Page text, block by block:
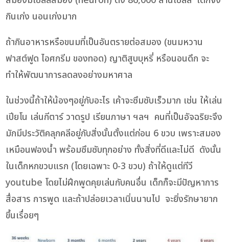
กินเก่ง นอนเก่งมาก
ถ้ากินอาหารหรือขนมที่เป็นอันตรายต่อสมอง (ขนมหวาน
ฟาสต์ฟูด ไอศกรีม ของทอด) ญาติสูบบุหรี่ หรือนอนดึก จะ
ทำให้พัฒนาการลดลงอย่างมหาศาล
ในช่วงนี้ถ้าให้น้องๆอยู่กับอะไร เค้าจะซึมซับเร็วมาก เช่น ให้เล่น
เปียโน เล่นกีตาร์ วาดรูป เรียนภาษา ฯลฯ คนที่เป็นอัจฉริยะจึง
มักมีประวัติคลุกคลีอยู่กับสิ่งนั้นตั้งแต่ก่อน 6 ขวบ เพราะสมอง
เหมือนฟองน้ำ พร้อมซึมซับทุกอย่าง ทั้งสิ่งที่ดีและไม่ดี ดังนั้น
ในเด็กหกขวบแรก (โดยเฉพาะ 0-3 ขวบ) ถ้าให้ดูแต่ทีวี
youtube โดยไม่ฝึกพูดคุยเล่นกับคนอื่น เด็กก็จะมีปัญหาการ
สื่อสาร การพูด และถ้าปล่อยเวลาเนิ่นนานไป จะยิ่งรักษายาก
ขึ้นเรื่อยๆ